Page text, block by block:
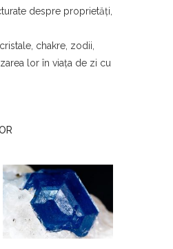
despre proprietăți,
chakre, zodii,
lor în viața de zi cu